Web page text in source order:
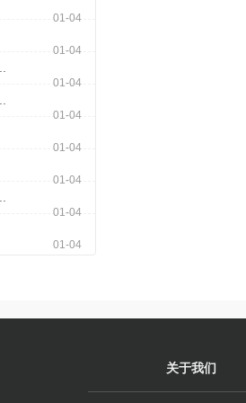
01-04
01-04
01-04
01-04
01-04
01-04
01-04
01-04
关于我们